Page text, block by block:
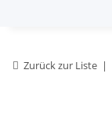
Zurück zur Liste